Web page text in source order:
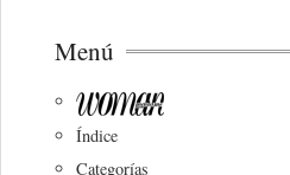
Menú
Índice
Categorías